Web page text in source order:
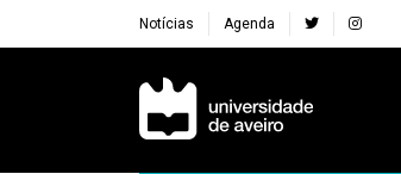
Notícias Agenda
Navegação Principal